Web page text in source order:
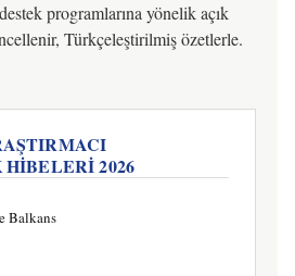
programlarına yönelik açık
Türkçeleştirilmiş özetlerle.
2026
Balkans